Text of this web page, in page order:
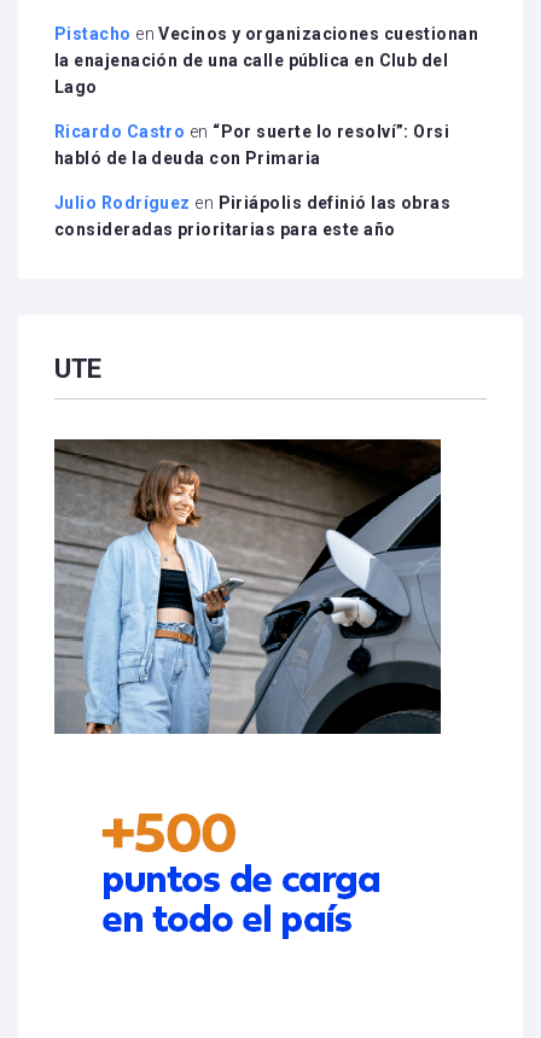
Pistacho enVecinos y organizaciones cuestionan
la enajenación de una calle pública en Club del
Lago
Ricardo Castro en “Por suerte lo resolví”: Orsi
habló de la deuda con Primaria
Julio Rodríguez en Piriápolis definió las obras
consideradas prioritarias para este año
UTE